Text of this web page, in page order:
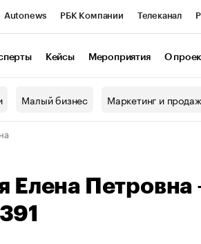
Autonews РБК Компании Телеканал
Кейсы Мероприятия О
Малый бизнес Маркетинг и
Елена